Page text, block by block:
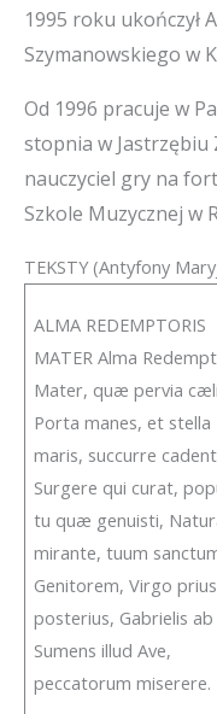
1995 roku ukończył
Szymanowskiego w
Od 1996 pracuje w
stopnia w
nauczyciel gry na
Szkole Muzycznej w
TEKSTY (Antyfony
ALMA REDEMPTORIS
MATER Alma
Mater, quæ pervia cæli
Porta manes, et stella
maris, succurre
Surgere qui curat,
tu quæ genuisti,
mirante, tuum
Genitorem, Virgo
posterius, Gabrielis
Sumens illud Ave,
peccatorum miserere.